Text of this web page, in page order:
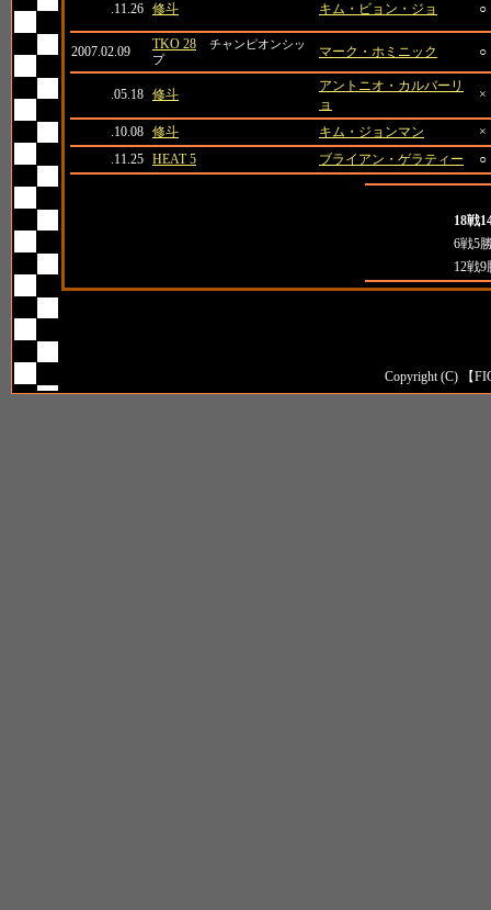
.11.26 修斗 キム・ビョン・ジョ ○
2007.02.09 TKO 28
チャンピオンシッ
プ
マーク・ホミニック ○
.05.18 修斗
アントニオ・カルバーリ
ョ
×
.10.08 修斗 キム・ジョンマン
×
.11.25 HEAT 5 ブライアン・ゲラティー ○
18戦
6戦5
12戦9
Copyright (C) 【